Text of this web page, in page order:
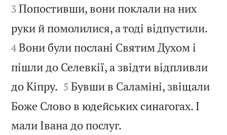
3 Попостивши, вони поклали на них
руки й помолилися, а тоді відпустили.
4 Вони були послані Святим Духом і
пішли до Селевкії, а звідти відпливли
до Кіпру. 

5 Бувши в Саламіні, звіщали
Боже Слово в юдейських синагогах. І
мали Івана до послуг.